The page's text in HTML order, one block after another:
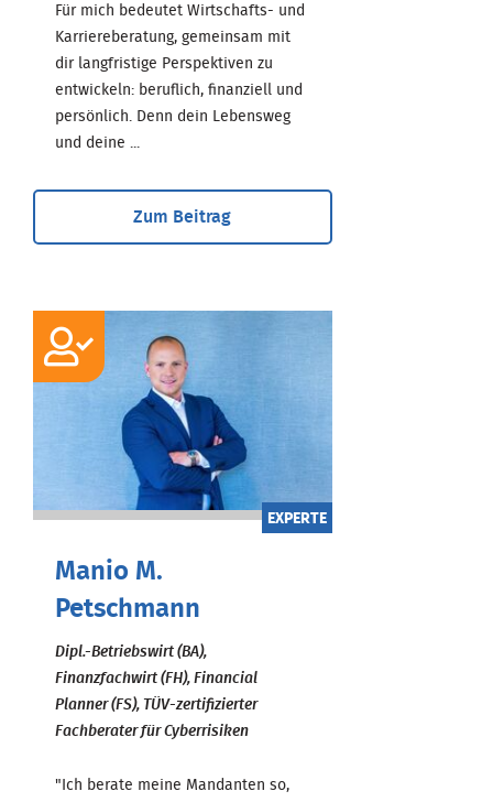
Für mich bedeutet Wirtschafts- und
Karriereberatung, gemeinsam mit
dir langfristige Perspektiven zu
entwickeln: beruflich, finanziell und
persönlich. Denn dein Lebensweg
und deine ...
Zum Beitrag
EXPERTE
Manio M.
Petschmann
Dipl.-Betriebswirt (BA),
Finanzfachwirt (FH), Financial
Planner (FS), TÜV-zertifizierter
Fachberater für Cyberrisiken
"Ich berate meine Mandanten so,